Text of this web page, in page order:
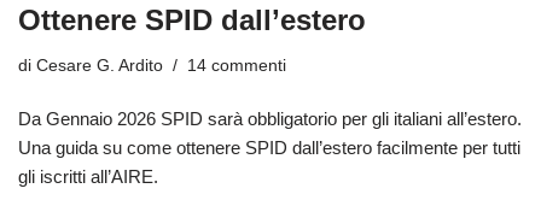
Ottenere SPID dall’estero
di Cesare G. Ardito 14 commenti
Da Gennaio 2026 SPID sarà obbligatorio per gli italiani all’estero.
Una guida su come ottenere SPID dall’estero facilmente per tutti
gli iscritti all’AIRE.